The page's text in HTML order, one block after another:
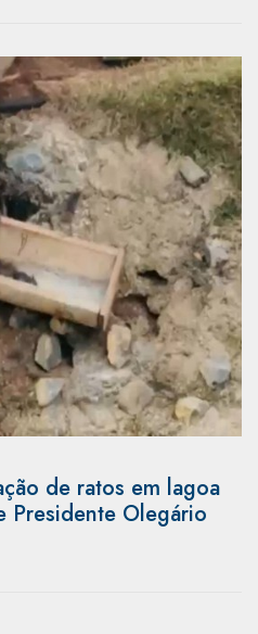
de ratos em lagoa
Presidente Olegário